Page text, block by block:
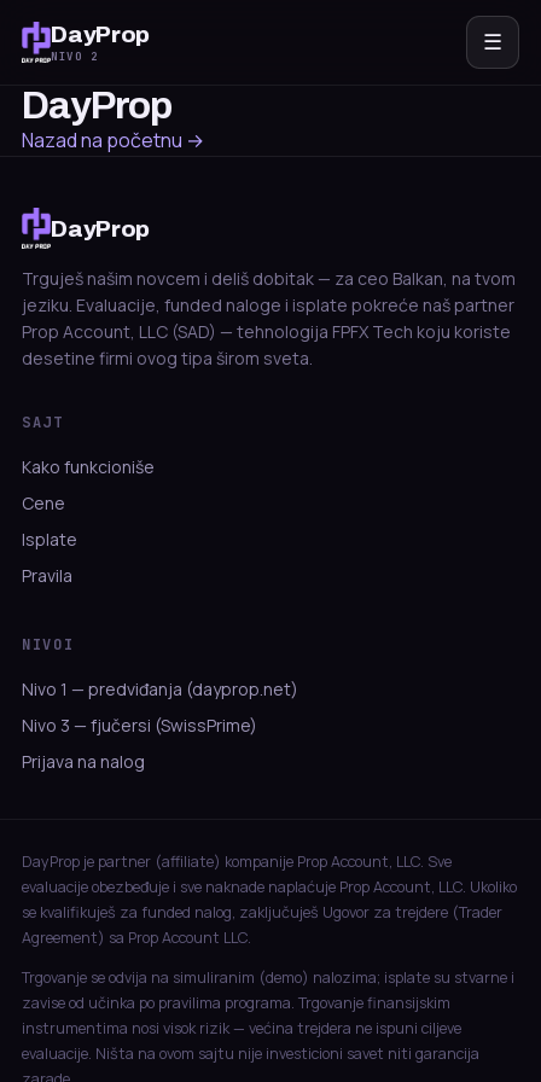
DayProp
NIVO 2
☰
DayProp
Nazad na početnu →
DayProp
Trguješ našim novcem i deliš dobitak — za ceo Balkan, na tvom
jeziku. Evaluacije, funded naloge i isplate pokreće naš partner
Prop Account, LLC (SAD) — tehnologija FPFX Tech koju koriste
desetine firmi ovog tipa širom sveta.
SAJT
Kako funkcioniše
Cene
Isplate
Pravila
NIVOI
Nivo 1 — predviđanja (dayprop.net)
Nivo 3 — fjučersi (SwissPrime)
Prijava na nalog
DayProp je partner (affiliate) kompanije Prop Account, LLC. Sve
evaluacije obezbeđuje i sve naknade naplaćuje Prop Account, LLC. Ukoliko
se kvalifikuješ za funded nalog, zaključuješ Ugovor za trejdere (Trader
Agreement) sa Prop Account LLC.
Trgovanje se odvija na simuliranim (demo) nalozima; isplate su stvarne i
zavise od učinka po pravilima programa. Trgovanje finansijskim
instrumentima nosi visok rizik — većina trejdera ne ispuni ciljeve
evaluacije. Ništa na ovom sajtu nije investicioni savet niti garancija